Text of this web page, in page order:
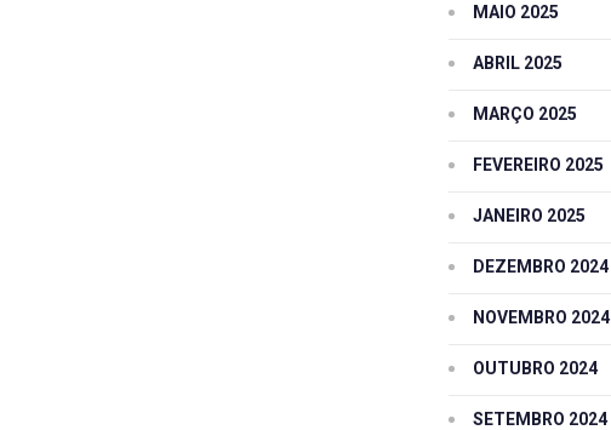
MAIO 2025
ABRIL 2025
MARÇO 2025
FEVEREIRO 2025
JANEIRO 2025
DEZEMBRO 2024
NOVEMBRO 2024
OUTUBRO 2024
SETEMBRO 2024